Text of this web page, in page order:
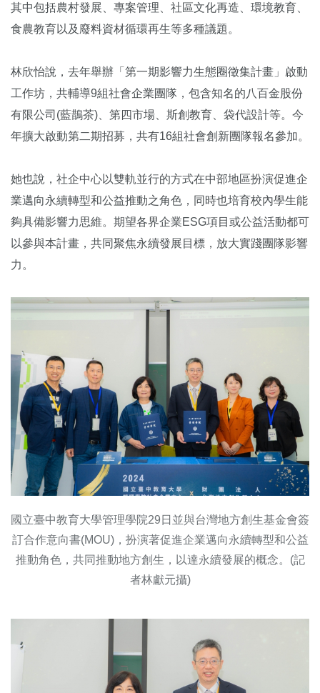
其中包括農村發展、專案管理、社區文化再造、環境教育、
食農教育以及廢料資材循環再生等多種議題。
林欣怡說，去年舉辦「第一期影響力生態圈徵集計畫」啟動
工作坊，共輔導9組社會企業團隊，包含知名的八百金股份
有限公司(藍鵲茶)、第四市場、斯創教育、袋代設計等。今
年擴大啟動第二期招募，共有16組社會創新團隊報名參加。
她也說，社企中心以雙軌並行的方式在中部地區扮演促進企
業邁向永續轉型和公益推動之角色，同時也培育校內學生能
夠具備影響力思維。期望各界企業ESG項目或公益活動都可
以參與本計畫，共同聚焦永續發展目標，放大實踐團隊影響
力。
國立臺中教育大學管理學院29日並與台灣地方創生基金會簽
訂合作意向書(MOU)，扮演著促進企業邁向永續轉型和公益
推動角色，共同推動地方創生，以達永續發展的概念。(記
者林獻元攝)